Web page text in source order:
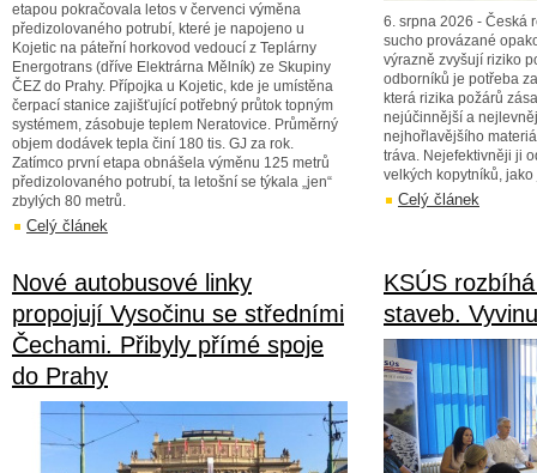
etapou pokračovala letos v červenci výměna
předizolovaného potrubí, které je napojeno u
Kojetic na páteřní horkovod vedoucí z Teplárny
Energotrans (dříve Elektrárna Mělník) ze Skupiny
ČEZ do Prahy. Přípojka u Kojetic, kde je umístěna
čerpací stanice zajišťující potřebný průtok topným
systémem, zásobuje teplem Neratovice. Průměrný
objem dodávek tepla činí 180 tis. GJ za rok.
Zatímco první etapa obnášela výměnu 125 metrů
předizolovaného potrubí, ta letošní se týkala „jen“
zbylých 80 metrů.
Celý článek
6. srpna 2026 - Česká
sucho provázané
výrazně zvyšují riziko
odborníků je potřeba
která rizika požárů
nejúčinnější a
nejhořlavějšího
tráva. Nejefektivněji ji
velkých kopytníků,
Celý článek
Nové autobusové linky
propojují Vysočinu se středními
Čechami. Přibyly přímé spoje
do Prahy
KSÚS
staveb.